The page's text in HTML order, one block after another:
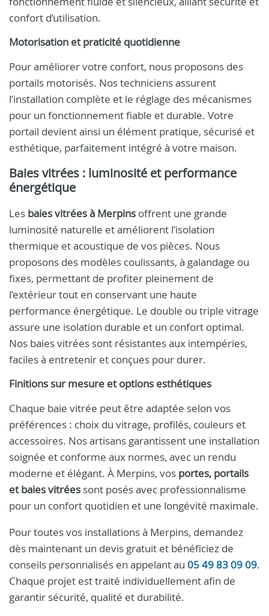
confort d’utilisation.
Motorisation et praticité quotidienne
Pour améliorer votre confort, nous proposons des
portails motorisés. Nos techniciens assurent
l’installation complète et le réglage des mécanismes
pour un fonctionnement fiable et durable. Votre
portail devient ainsi un élément pratique, sécurisé et
esthétique, parfaitement intégré à votre maison.
Baies vitrées : luminosité et performance
énergétique
Les baies vitrées à Merpins offrent une grande
luminosité naturelle et améliorent l’isolation
thermique et acoustique de vos pièces. Nous
proposons des modèles coulissants, à galandage ou
fixes, permettant de profiter pleinement de
l’extérieur tout en conservant une haute
performance énergétique. Le double ou triple vitrage
assure une isolation durable et un confort optimal.
Nos baies vitrées sont résistantes aux intempéries,
faciles à entretenir et conçues pour durer.
Finitions sur mesure et options esthétiques
Chaque baie vitrée peut être adaptée selon vos
préférences : choix du vitrage, profilés, couleurs et
accessoires. Nos artisans garantissent une installation
soignée et conforme aux normes, avec un rendu
moderne et élégant. À Merpins, vos portes, portails
et baies vitrées sont posés avec professionnalisme
pour un confort quotidien et une longévité maximale.
Pour toutes vos installations à Merpins, demandez
dès maintenant un devis gratuit et bénéficiez de
conseils personnalisés en appelant au 05 49 83 09 09.
Chaque projet est traité individuellement afin de
garantir sécurité, qualité et durabilité.